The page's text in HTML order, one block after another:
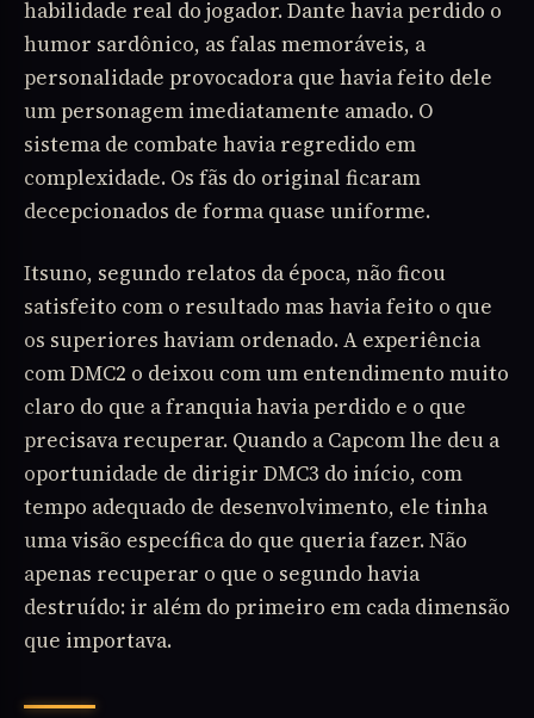
habilidade real do jogador. Dante havia perdido o
humor sardônico, as falas memoráveis, a
personalidade provocadora que havia feito dele
um personagem imediatamente amado. O
sistema de combate havia regredido em
complexidade. Os fãs do original ficaram
decepcionados de forma quase uniforme.
Itsuno, segundo relatos da época, não ficou
satisfeito com o resultado mas havia feito o que
os superiores haviam ordenado. A experiência
com DMC2 o deixou com um entendimento muito
claro do que a franquia havia perdido e o que
precisava recuperar. Quando a Capcom lhe deu a
oportunidade de dirigir DMC3 do início, com
tempo adequado de desenvolvimento, ele tinha
uma visão específica do que queria fazer. Não
apenas recuperar o que o segundo havia
destruído: ir além do primeiro em cada dimensão
que importava.